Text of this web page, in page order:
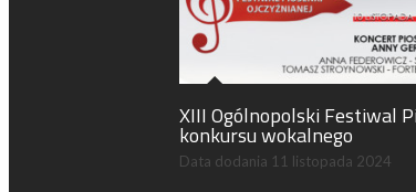
XIII Ogólnopolski Festiwal
konkursu wokalnego
Data dodania 11 listopada 2024